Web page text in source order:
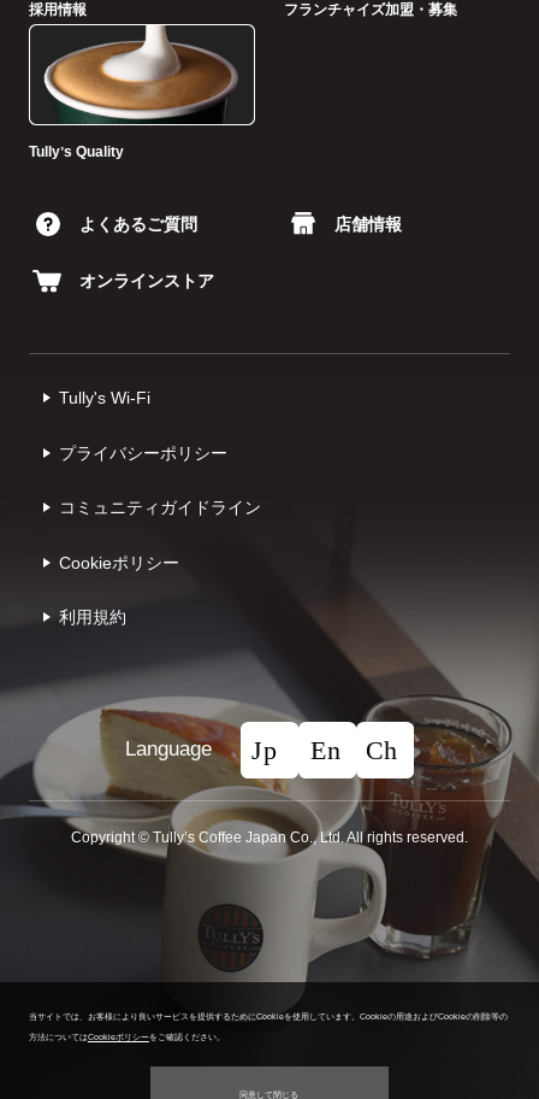
採用情報 フランチャイズ加盟・募集
Tullyʼs Quality
よくあるご質問 店舗情報
オンラインストア
Tully's Wi-Fi
プライバシーポリシー
コミュニティガイドライン
Cookieポリシー
利⽤規約
Language
Copyright © Tullyʼs Coffee Japan Co., Ltd. All rights reserved.
当サイトでは、お客様により良いサービスを提供するためにCookieを使用しています。 Cookieの用途およびCookieの削除等の
方法についてはCookieポリシーをご確認ください。
同意して閉じる